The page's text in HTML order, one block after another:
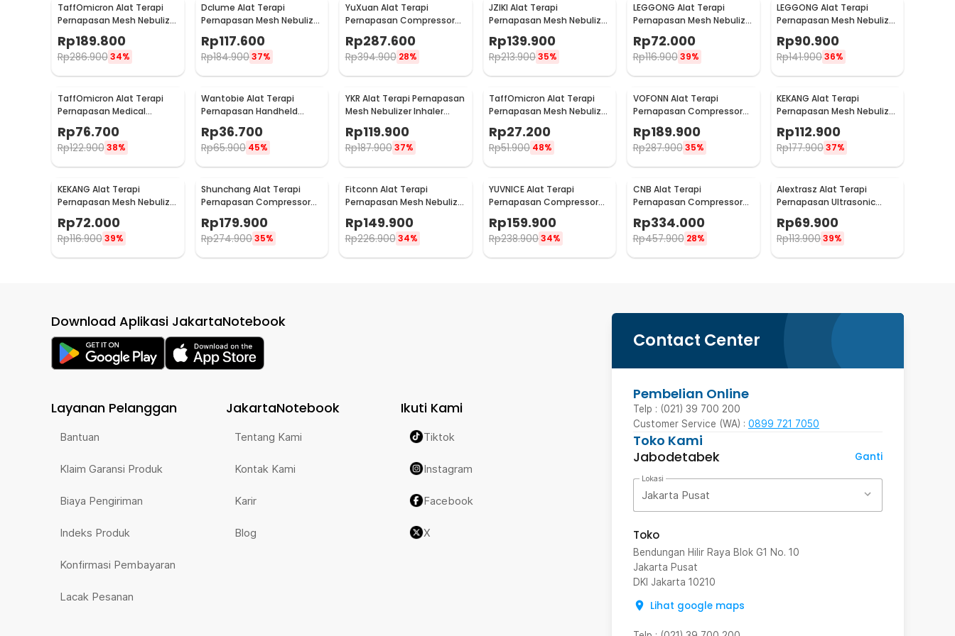
TaffOmicron Alat Terapi
Pernapasan Mesh Nebulizer
Inhaler Atomizer - YK-N3AA
Rp189.800
Rp286.900 34%
Dclume Alat Terapi
Pernapasan Mesh Nebulizer
Inhaler Atomizer - YM213
Rp117.600
Rp184.90037%
YuXuan Alat Terapi
Pernapasan Compressor
Nebulizer Inhaler Atomizer
- CNB-69021
Rp287.600
Rp394.900 28%
JZIKI Alat Terapi
Pernapasan Mesh Nebulizer
Portable Inhaler Atomizer -
ZK-Q3
Rp139.900
Rp213.90035%
LEGGONG Alat Terapi
Pernapasan Mesh Nebulizer
HSK-W005
Rp72.000
Rp116.900 39%
LEGGONG Alat Terapi
Pernapasan Mesh Nebulizer
Rechargeable - HSK-W005
Rp90.900
Rp141.90036%
TaffOmicron Alat Terapi
Pernapasan Medical
Nebulizer Inhaler Atomizer
- JSL-W309
Rp76.700
Rp122.900 38%
Wantobie Alat Terapi
Pernapasan Handheld
Nebulizer Inhaler Atomizer
- ZH-N3
Rp36.700
Rp65.900 45%
YKR Alat Terapi Pernapasan
Mesh Nebulizer Inhaler
Rp119.900
Rp187.900 37%
TaffOmicron Alat Terapi
Pernapasan Mesh Nebulizer
Rechargeable - JSL-W302
Rp27.200
Rp51.900 48%
VOFONN Alat Terapi
Pernapasan Compressor
Nebulizer Inhaler Atomizer
- AXD-308
Rp189.900
Rp287.900 35%
KEKANG Alat Terapi
Pernapasan Mesh Nebulizer
Rechargeable - KE-N11
Rp112.900
Rp177.90037%
KEKANG Alat Terapi
Pernapasan Mesh Nebulizer
Plug In - KE-N11
Rp72.000
Rp116.900 39%
Shunchang Alat Terapi
Pernapasan Compressor
- CDC500S
Rp179.900
Rp274.90035%
Fitconn Alat Terapi
Pernapasan Mesh Nebulizer
Rp149.900
Rp226.900 34%
YUVNICE Alat Terapi
Pernapasan Compressor
- CDC-300S
Rp159.900
Rp238.90034%
CNB Alat Terapi
Pernapasan Compressor
Nebulizer Inhaler Atomizer
- 69025S
Rp334.000
Rp457.900 28%
Alextrasz Alat Terapi
Pernapasan Ultrasonic
Nebulizer Inhaler Atomizer
- FLK-W301
Rp69.900
Rp113.90039%
Contact Center
Pembelian Online
Telp : (021) 39 700 200
Customer Service (WA) : 0899 721 7050
Toko Kami
Jabodetabek
Ganti
Lokasi
Jakarta Pusat
Toko
Bendungan Hilir Raya Blok G1 No. 10
Jakarta Pusat
DKI Jakarta 10210
Lihat google maps
Download Aplikasi JakartaNotebook
Layanan Pelanggan
Bantuan
Klaim Garansi Produk
Biaya Pengiriman
Indeks Produk
Konfirmasi Pembayaran
Lacak Pesanan
JakartaNotebook
Tentang Kami
Kontak Kami
Karir
Blog
Ikuti Kami
Tiktok
Instagram
Facebook
X